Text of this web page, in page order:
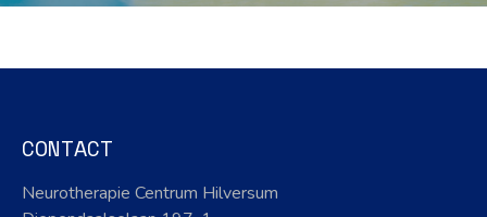
CONTACT
Neurotherapie Centrum Hilversum